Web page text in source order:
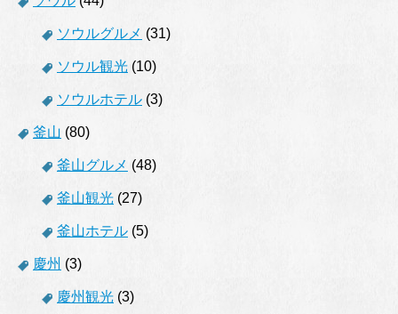
ソウルグルメ (31)
ソウル観光 (10)
ソウルホテル (3)
釜山 (80)
釜山グルメ (48)
釜山観光 (27)
釜山ホテル (5)
慶州 (3)
慶州観光 (3)